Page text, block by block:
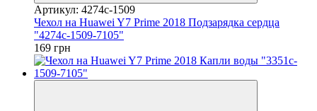
Артикул: 4274c-1509
Чехол на Huawei Y7 Prime 2018 Подзарядка сердца
"4274c-1509-7105"
169 грн